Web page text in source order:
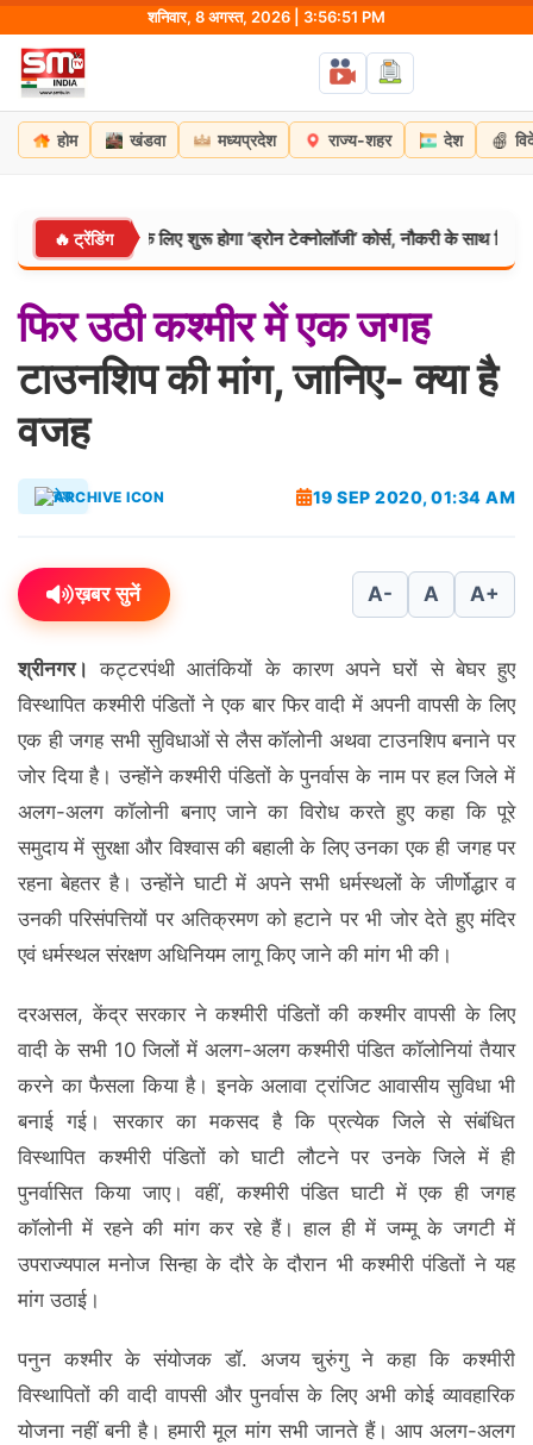
content
शनिवार, 8 अगस्त, 2026 | 3:56:52 PM
होम खंडवा मध्यप्रदेश राज्य-शहर देश
🔥 ट्रेंडिंग
के लिए शुरू होगा ‘ड्रोन टेक्नोलॉजी’ कोर्स, नौकरी के साथ मिलेगी डिग्री
फिरउठीकश्मीरमेंएकजगह
टाउनशिप की मांग, जानिए- क्‍या है
वजह
देश 19 SEP 2020, 01:34 AM
ख़बर सुनें A- A A+
श्रीनगर। कट्टरपंथी आतंकियों के कारण अपने घरों से बेघर हुए
विस्थापित कश्मीरी पंडितों ने एक बार फिर वादी में अपनी वापसी के लिए
एक ही जगह सभी सुविधाओं से लैस कॉलोनी अथवा टाउनशिप बनाने पर
जोर दिया है। उन्होंने कश्मीरी पंडितों के पुनर्वास के नाम पर हल जिले में
अलग-अलग कॉलोनी बनाए जाने का विरोध करते हुए कहा कि पूरे
समुदाय में सुरक्षा और विश्वास की बहाली के लिए उनका एक ही जगह पर
रहना बेहतर है। उन्होंने घाटी में अपने सभी धर्मस्थलों के जीर्णोद्धार व
उनकी परिसंपत्तियों पर अतिक्रमण को हटाने पर भी जोर देते हुए मंदिर
एवं धर्मस्थल संरक्षण अधिनियम लागू किए जाने की मांग भी की।
दरअसल, केंद्र सरकार ने कश्मीरी पंडितों की कश्मीर वापसी के लिए
वादी के सभी 10 जिलों में अलग-अलग कश्मीरी पंडित कॉलोनियां तैयार
करने का फैसला किया है। इनके अलावा ट्रांजिट आवासीय सुविधा भी
बनाई गई। सरकार का मकसद है कि प्रत्येक जिले से संबंधित
विस्थापित कश्मीरी पंडितों को घाटी लौटने पर उनके जिले में ही
पुनर्वासित किया जाए। वहीं, कश्मीरी पंडित घाटी में एक ही जगह
कॉलोनी में रहने की मांग कर रहे हैं। हाल ही में जम्मू के जगटी में
उपराज्यपाल मनोज सिन्हा के दौरे के दौरान भी कश्मीरी पंडितों ने यह
मांग उठाई।
पनुन कश्मीर के संयोजक डॉ. अजय चुरुंगु ने कहा कि कश्मीरी
विस्थापितों की वादी वापसी और पुनर्वास के लिए अभी कोई व्यावहारिक
योजना नहीं बनी है। हमारी मूल मांग सभी जानते हैं। आप अलग-अलग